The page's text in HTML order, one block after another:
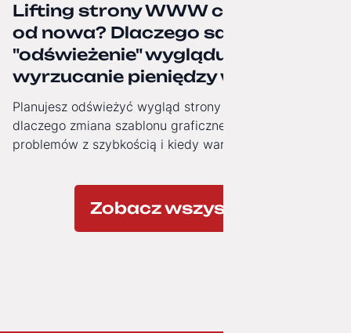
Lifting strony WWW czy budowa
od nowa? Dlaczego samo
"odświeżenie" wyglądu to często
wyrzucanie pieniędzy w błoto.
Planujesz odświeżyć wygląd strony firmowej? Zobacz,
dlaczego zmiana szablonu graficznego nie rozwiązuje
problemów z szybkością i kiedy warto zainwestować w
Zobacz wszystkie